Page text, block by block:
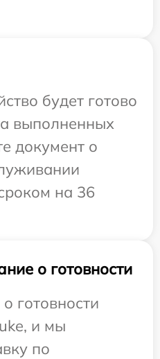
будет готово
выполненных
документ о
на 36
о готовности
готовности
и мы
по